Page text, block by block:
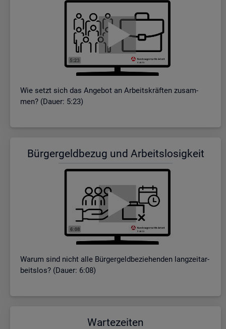
Wie setzt sich das An­ge­bot an Ar­beits­kräf­ten zu­sam­
men? (Dauer: 5:23)
Bür­ger­geld­be­zug und Ar­beits­lo­sig­keit
Warum sind nicht alle Bür­ger­geld­be­zie­hen­den lang­zeit­ar­
beits­los? (Dauer: 6:08)
War­te­zei­ten